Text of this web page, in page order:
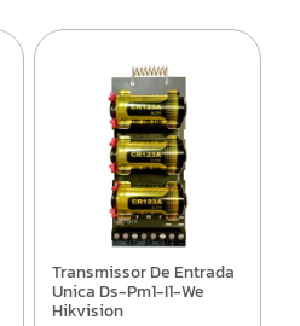
Transmissor De Entrada
Unica Ds-Pm1-I1-We
Hikvision